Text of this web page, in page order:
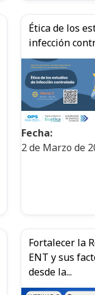
Ética de los
infección
Fecha:
2 de Marzo de
Fortalecer la
ENT y sus
desde la...